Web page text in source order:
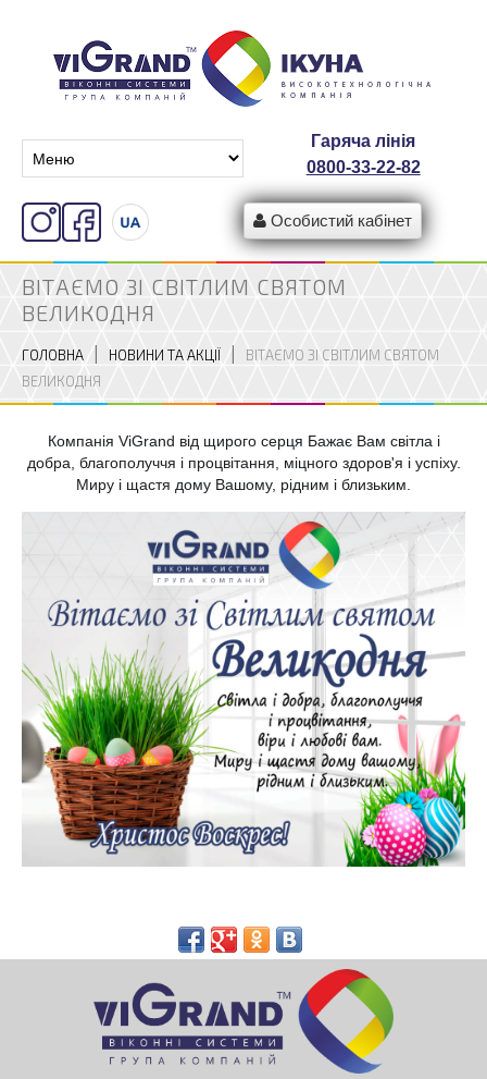
Гаряча лінія
0800-33-22-82
Особистий кабінет
ВІТАЄМО ЗІ СВІТЛИМ СВЯТОМ
ВЕЛИКОДНЯ
ГОЛОВНА НОВИНИ ТА АКЦІЇ
ВІТАЄМО ЗІ СВІТЛИМ СВЯТОМ
ВЕЛИКОДНЯ
Компанія ViGrand від щирого серця Бажає Вам світла і
добра, благополуччя і процвітання, міцного здоров'я і успіху.
Миру і щастя дому Вашому, рідним і близьким.